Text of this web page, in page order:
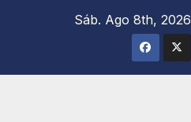
Sáb. Ago 8th, 2026